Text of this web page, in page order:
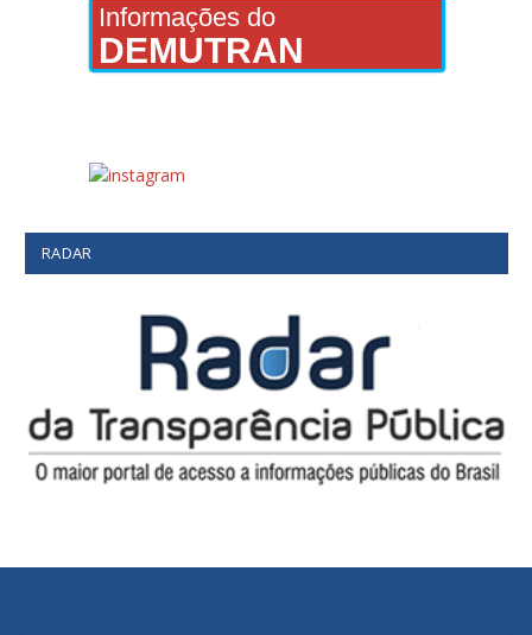
Informações do
DEMUTRAN
RADAR